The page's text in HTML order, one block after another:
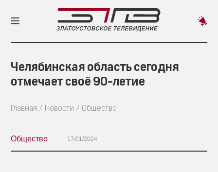
Челябинская область сегодня
отмечает своё 90-летие
Главная Новости Общество
Общество 17/01/2024